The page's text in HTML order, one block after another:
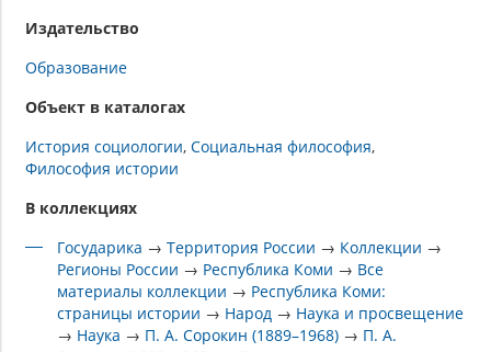
Издательство
Образование
Объект в каталогах
История социологии Социальная философия
Философия истории
В коллекциях
Государика →Территория России → Коллекции →
Регионы России → Республика Коми → Все
материалы коллекции → Республика Коми:
страницы истории → Народ → Наука и просвещение
→ Наука → П. А. Сорокин (1889–1968) → П. А.